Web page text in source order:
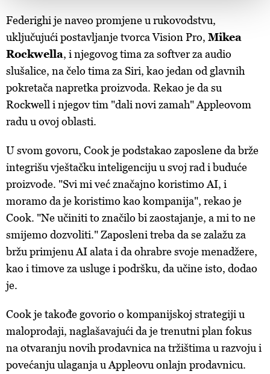
Zajednički voditelji obrade su HD-WIN ARENA SPORT
d.o.o. i
Partneri
. Više o podacima koje obrađujemo kao i
o vašim pravima pročitajte u našojPolitici privatnosti
o kolačićima i drugim sličnim tehnologijama uPolitici
kolačića . Kolačiće u bilo kojem trenutku možete ponovno
ažurirati klikom na „Prikaži detalje“. Privolu možete u bilo
kojem trenutku povući bez negativnih posljedica.
Federighi je naveo promjene u rukovodstvu,
uključujući postavljanje tvorca Vision Pro, Mikea
Rockwella, i njegovog tima za softver za audio
slušalice, na čelo tima za Siri, kao jedan od glavnih
pokretača napretka proizvoda. Rekao je da su
Rockwell i njegov tim "dali novi zamah" Appleovom
radu u ovoj oblasti.
U svom govoru, Cook je podstakao zaposlene da brže
integrišu vještačku inteligenciju u svoj rad i buduće
proizvode. "Svi mi već značajno koristimo AI, i
moramo da je koristimo kao kompanija", rekao je
Cook. "Ne učiniti to značilo bi zaostajanje, a mi to ne
smijemo dozvoliti." Zaposleni treba da se zalažu za
bržu primjenu AI alata i da ohrabre svoje menadžere,
kao i timove za usluge i podršku, da učine isto, dodao
je.
Cook je takođe govorio o kompanijskoj strategiji u
maloprodaji, naglašavajući da je trenutni plan fokus
na otvaranju novih prodavnica na tržištima u razvoju i
povećanju ulaganja u Appleovu onlajn prodavnicu.